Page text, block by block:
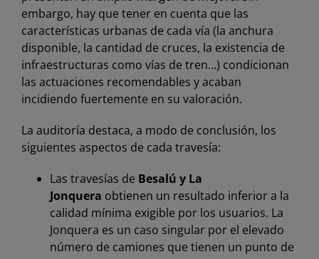
embargo, hay que tener en cuenta que las
características urbanas de cada vía (la anchura
disponible, la cantidad de cruces, la existencia de
infraestructuras como vías de tren…) condicionan
las actuaciones recomendables y acaban
incidiendo fuertemente en su valoración.
La auditoría destaca, a modo de conclusión, los
siguientes aspectos de cada travesía:
Las travesías de Besalú y La
Jonquera obtienen un resultado inferior a la
calidad mínima exigible por los usuarios. La
Jonquera es un caso singular por el elevado
número de camiones que tienen un punto de